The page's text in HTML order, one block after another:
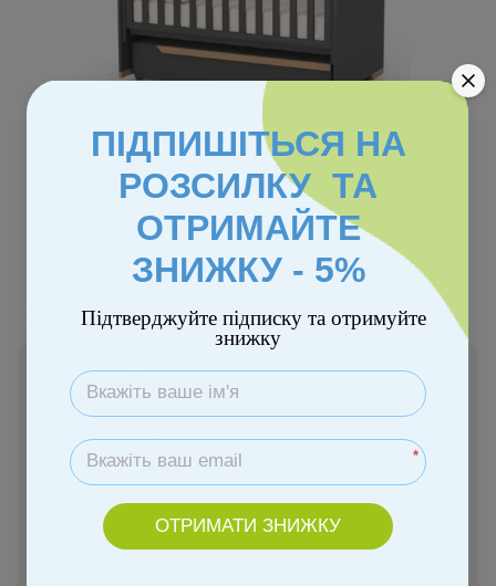
В наявності
7 790 грн
Купити
Оплата Частинами
ПІДПИШІТЬСЯ НА
РОЗСИЛКУ ТА
ОТРИМАЙТЕ
ЗНИЖКУ - 5%
Підтверджуйте підписку та отримуйте
знижку
*
ОТРИМАТИ ЗНИЖКУ